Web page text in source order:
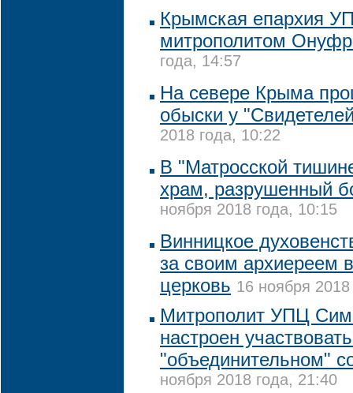
Крымская епархия
митрополитом
года, 14:57
На севере Крыма
обыски у
2018 года, 10:22
В "Матросской
храм, разрушенный
ноября 2018 года, 10:15
Винницкое
за своим архиереем
церковь 16 ноября
Митрополит УПЦ
настроен
"объединительном"
ноября 2018 года, 21:40